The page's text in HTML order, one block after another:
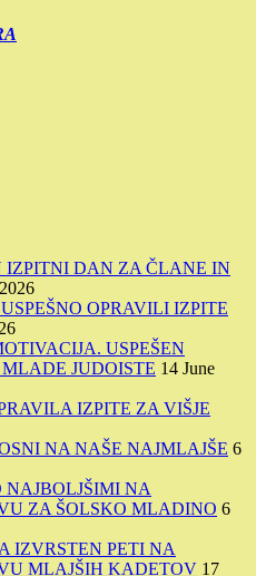
IZPITNI DAN ZA ČLANE IN
OPRAVILI IZPITE
USPEŠEN
JUDOISTE 14 June
IZPITE ZA VIŠJE
NA NAŠE NAJMLAJŠE 6
NAJBOLJŠIMI NA
ZA ŠOLSKO MLADINO 6
IZVRSTEN PETI NA
MLAJŠIH KADETOV 17